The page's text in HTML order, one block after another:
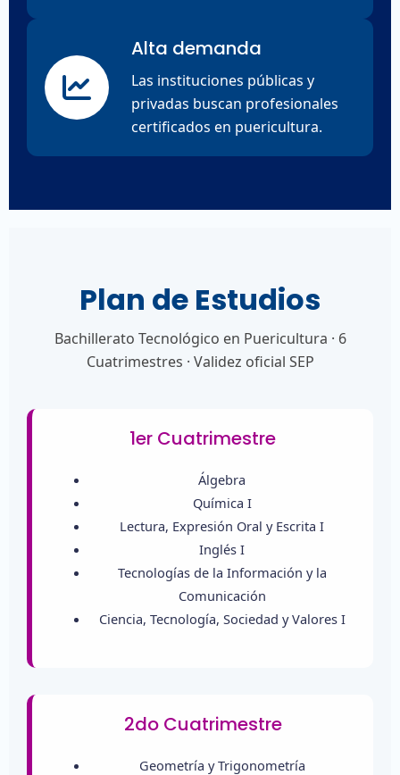
Alta demanda
Las instituciones públicas y
privadas buscan profesionales
certificados en puericultura.
Plan de Estudios
Bachillerato Tecnológico en Puericultura · 6
Cuatrimestres · Validez oficial SEP
1er Cuatrimestre
Álgebra
Química I
Lectura, Expresión Oral y Escrita I
Inglés I
Tecnologías de la Información y la
Comunicación
Ciencia, Tecnología, Sociedad y Valores I
2do Cuatrimestre
Geometría y Trigonometría